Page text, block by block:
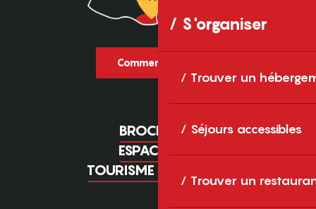
S'organiser
Trouver un
Séjours accessibles
Trouver un
Comment venir ?
BROCHURES
ESPACE PRO
TOURISME D'AFFAIRES